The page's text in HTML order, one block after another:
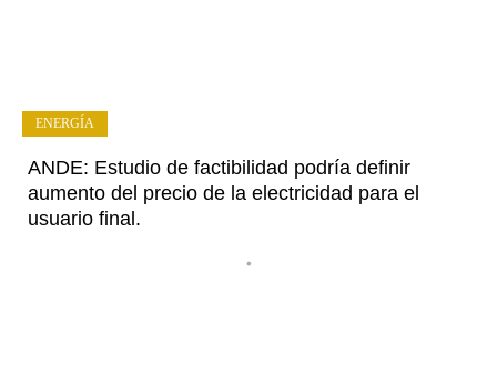
ANDE: Estudio de factibilidad podría definir
aumento del precio de la electricidad para el
usuario final.
•
ENERGÍA